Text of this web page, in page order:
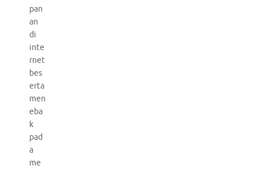
pan
an
di
inte
rnet
bes
erta
men
eba
k
pad
a
me